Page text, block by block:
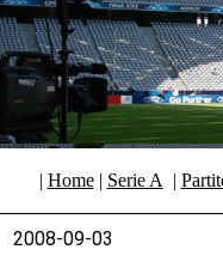
| Home| Serie A |
2008-09-03